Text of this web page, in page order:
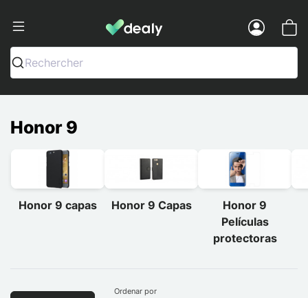
Dealy - Capas e acessórios para
Rechercher
Honor 9
Honor 9 capas Honor 9 Capas
Honor 9
Películas
protectoras
Ordenar por